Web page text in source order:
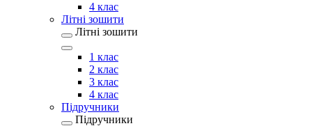
4 клас
Літні зошити
Літні зошити
1 клас
2 клас
3 клас
4 клас
Підручники
Підручники